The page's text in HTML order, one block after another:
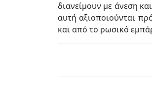
διανείμουν με άνεση
αυτή αξιοποιούνται
και από το ρωσικό